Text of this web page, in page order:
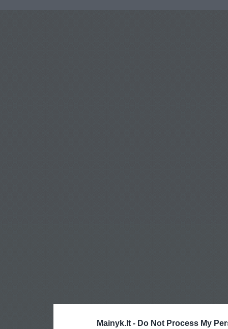
Mainyk.lt - Do Not Process My